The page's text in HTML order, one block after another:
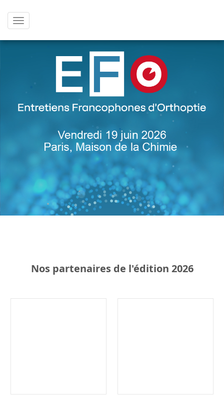
Afficher
menu
Nos partenaires de l'édition 2026